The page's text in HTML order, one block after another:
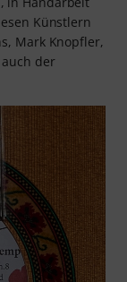
Künstlern
Mark Knopfler,
auch der